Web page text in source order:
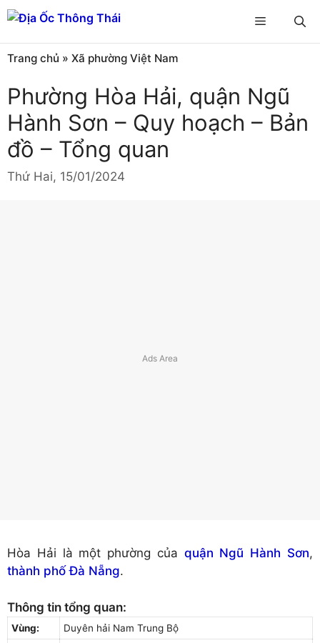
Chuyển
đến
nội
dung
Menu
Trang chủ » Xã phường Việt Nam
Phường Hòa Hải, quận Ngũ
Hành Sơn – Quy hoạch – Bản
đồ – Tổng quan
Thứ Hai, 15/01/2024
Hòa Hải là một phường của quận Ngũ Hành Sơn,
thành phố Đà Nẵng.
Thông tin tổng quan:
Vùng:
Duyên hải Nam Trung Bộ